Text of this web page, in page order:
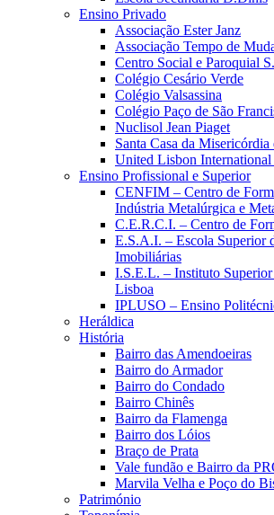
Ensino Privado
Associação Ester Janz
Associação Tempo de
Centro Social e Paroquial
Colégio Cesário Verde
Colégio Valsassina
Colégio Paço de São
Nuclisol Jean Piaget
Santa Casa da Misericórdia
United Lisbon International
Ensino Profissional e Superior
CENFIM – Centro de
Indústria Metalúrgica e
C.E.R.C.I. – Centro de
E.S.A.I. – Escola Superior
Imobiliárias
I.S.E.L. – Instituto Superior
Lisboa
IPLUSO – Ensino
Heráldica
História
Bairro das Amendoeiras
Bairro do Armador
Bairro do Condado
Bairro Chinês
Bairro da Flamenga
Bairro dos Lóios
Braço de Prata
Vale fundão e Bairro da
Marvila Velha e Poço do
Património